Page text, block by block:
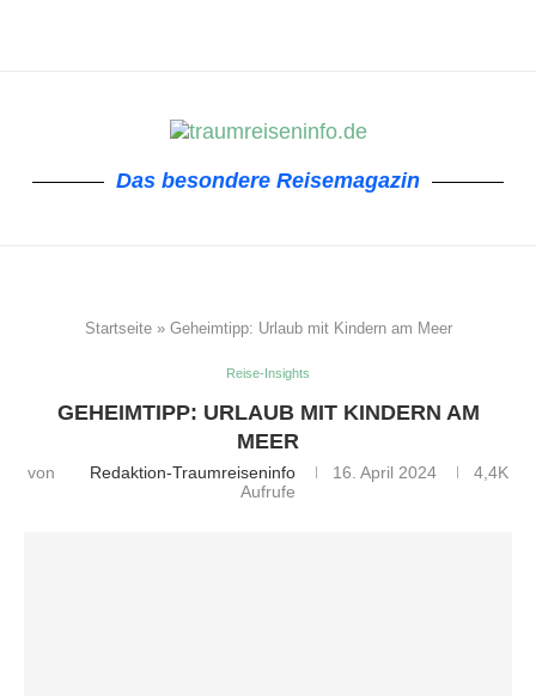
Das besondere Reisemagazin
Startseite» Geheimtipp: Urlaub mit Kindern am Meer
Reise-Insights
GEHEIMTIPP: URLAUB MIT KINDERN AM
MEER
von Redaktion-Traumreiseninfo 16. April 2024
4,4K
Aufrufe